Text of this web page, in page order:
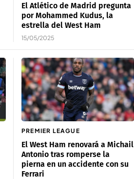
El Atlético de Madrid pregunta
por Mohammed Kudus, la
estrella del West Ham
15/05/2025
PREMIER LEAGUE
El West Ham renovará a Michail
Antonio tras romperse la
pierna en un accidente con su
Ferrari